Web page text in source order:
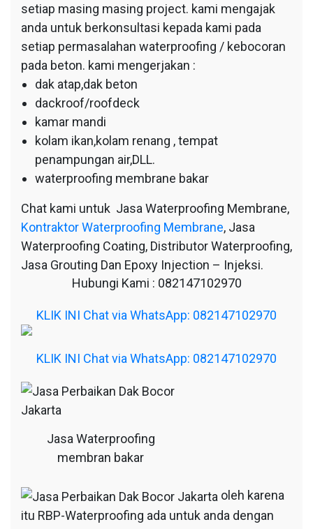
setiap masing masing project. kami mengajak
anda untuk berkonsultasi kepada kami pada
setiap permasalahan waterproofing / kebocoran
pada beton. kami mengerjakan :
dak atap,dak beton
dackroof/roofdeck
kamar mandi
kolam ikan,kolam renang , tempat
penampungan air,DLL.
waterproofing membrane bakar
Chat kami untuk Jasa Waterproofing Membrane,
Kontraktor Waterproofing Membrane, Jasa
Waterproofing Coating, Distributor Waterproofing,
Jasa Grouting Dan Epoxy Injection – Injeksi.
Hubungi Kami : 082147102970
KLIK INI Chat via WhatsApp: 082147102970
KLIK INI Chat via WhatsApp: 082147102970
Jasa Waterproofing
membran bakar
oleh karena
itu RBP-Waterproofing ada untuk anda dengan